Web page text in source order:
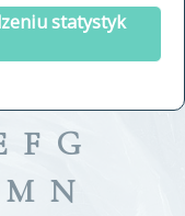
statystyk
tergo
F G
M N